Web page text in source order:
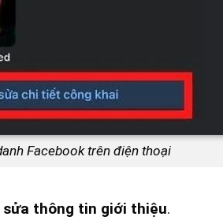
Facebook trên điện thoại
sửa thông tin giới thiệu.